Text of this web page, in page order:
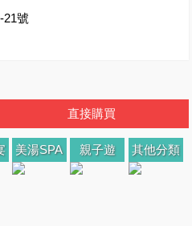
21號
直接購買
美湯SPA 親子遊 其他分類